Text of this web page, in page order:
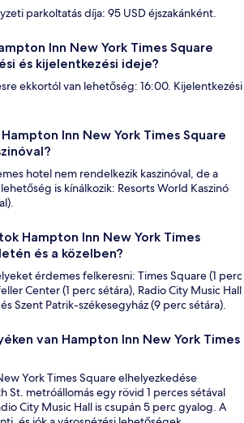
parkoltatás díja: 95 USD éjszakánként.
Inn New York Times Square
és kijelentkezési ideje?
ekkortól van lehetőség: 16:00. Kijelentkezési
Inn New York Times Square
hotel nem rendelkezik kaszinóval, de a
is kínálkozik: Resorts World Kaszinó
Hampton Inn New York Times
és a közelben?
érdemes felkeresni: Times Square (1 perc
Center (1 perc sétára), Radio City Music Hall
Szent Patrik-székesegyház (9 perc sétára).
van Hampton Inn New York Times
York Times Square elhelyezkedése
St. metróállomás egy rövid 1 perces sétával
City Music Hall is csupán 5 perc gyalog. A